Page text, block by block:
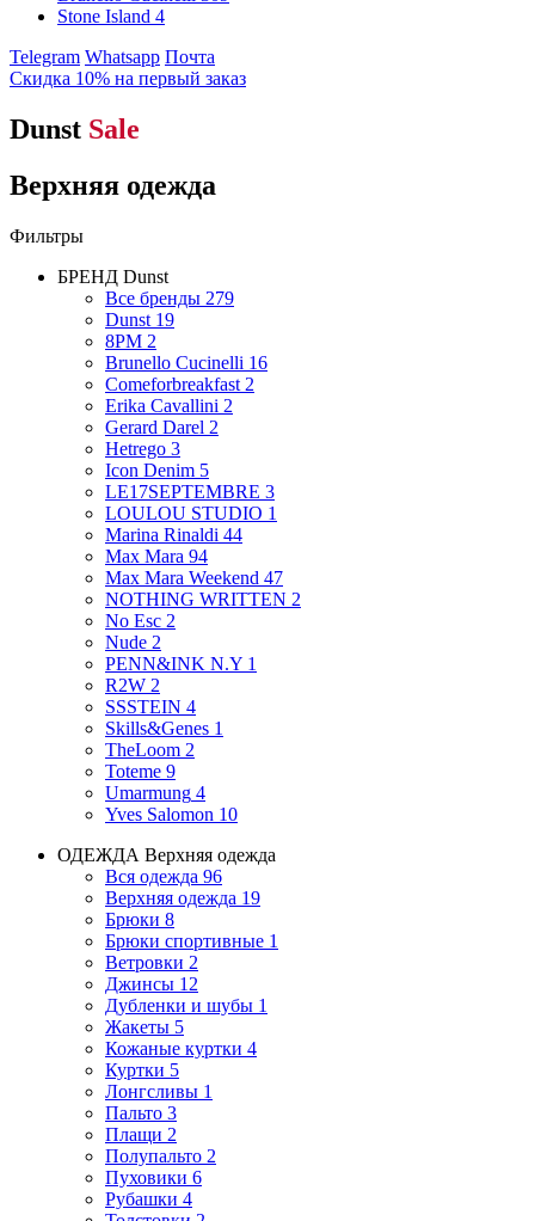
Stone Island 4
Telegram Whatsapp Почта
Скидка 10% на первый заказ
Dunst Sale
Верхняя одежда
Фильтры
БРЕНД Dunst
Все бренды 279
Dunst 19
8PM 2
Brunello Cucinelli 16
Comeforbreakfast 2
Erika Cavallini 2
Gerard Darel 2
Hetrego 3
Icon Denim 5
LE17SEPTEMBRE 3
LOULOU STUDIO 1
Marina Rinaldi 44
Max Mara 94
Max Mara Weekend 47
NOTHING WRITTEN 2
No Esc 2
Nude 2
PENN&INK N.Y 1
R2W 2
SSSTEIN 4
Skills&Genes 1
TheLoom 2
Toteme 9
Umarmung 4
Yves Salomon 10
ОДЕЖДА Верхняя одежда
Вся одежда 96
Верхняя одежда 19
Брюки 8
Брюки спортивные 1
Ветровки 2
Джинсы 12
Дубленки и шубы 1
Жакеты 5
Кожаные куртки 4
Куртки 5
Лонгсливы 1
Пальто 3
Плащи 2
Полупальто 2
Пуховики 6
Рубашки 4